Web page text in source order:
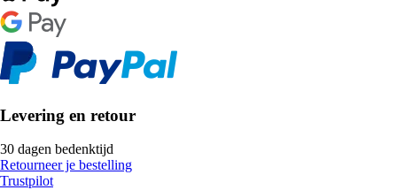
Levering en retour
30 dagen bedenktijd
Retourneer je bestelling
Trustpilot